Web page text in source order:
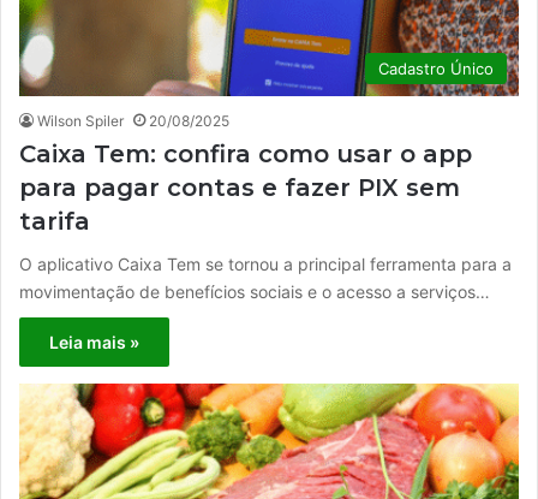
Cadastro Único
Wilson Spiler 20/08/2025
Caixa Tem: confira como usar o app
para pagar contas e fazer PIX sem
tarifa
O aplicativo Caixa Tem se tornou a principal ferramenta para a
movimentação de benefícios sociais e o acesso a serviços…
Leia mais »